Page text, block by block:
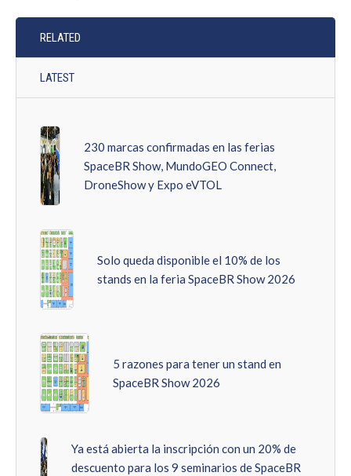
RELATED
LATEST
230 marcas confirmadas en las ferias
SpaceBR Show, MundoGEO Connect,
DroneShow y Expo eVTOL
Solo queda disponible el 10% de los
stands en la feria SpaceBR Show 2026
5 razones para tener un stand en
SpaceBR Show 2026
Ya está abierta la inscripción con un 20% de
descuento para los 9 seminarios de SpaceBR